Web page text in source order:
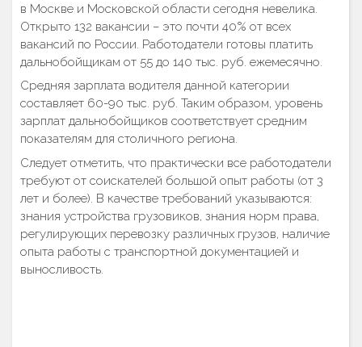
в Москве и Московской области сегодня невелика.
Открыто 132 вакансии – это почти 40% от всех
вакансий по России. Работодатели готовы платить
дальнобойщикам от 55 до 140 тыс. руб. ежемесячно.
Средняя зарплата водителя данной категории
составляет 60-90 тыс. руб. Таким образом, уровень
зарплат дальнобойщиков соответствует средним
показателям для столичного региона.
Следует отметить, что практически все работодатели
требуют от соискателей большой опыт работы (от 3
лет и более). В качестве требований указываются:
знания устройства грузовиков, знания норм права,
регулирующих перевозку различных грузов, наличие
опыта работы с транспортной документацией и
выносливость.